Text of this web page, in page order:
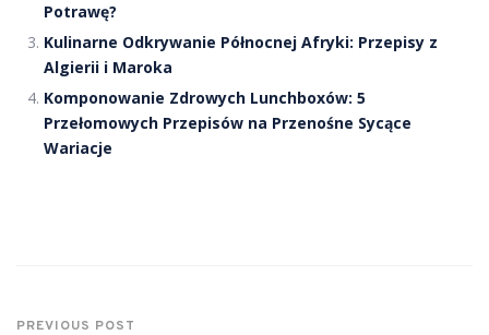
Potrawę?
Kulinarne Odkrywanie Północnej Afryki: Przepisy z
Algierii i Maroka
Komponowanie Zdrowych Lunchboxów: 5
Przełomowych Przepisów na Przenośne Sycące
Wariacje
PREVIOUS POST